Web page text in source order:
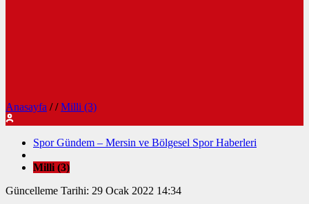
Anasayfa / / Milli (3)
Spor Gündem – Mersin ve Bölgesel Spor Haberleri
Milli (3)
Güncelleme Tarihi: 29 Ocak 2022 14:34